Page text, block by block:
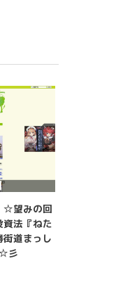
☆望みの回
法『ねた
道まっし
彡